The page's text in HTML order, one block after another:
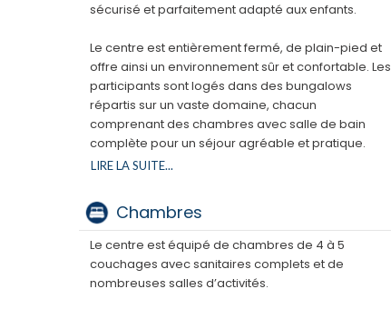
sécurisé et parfaitement adapté aux enfants.
Le centre est entièrement fermé, de plain-pied et
offre ainsi un environnement sûr et confortable. Les
participants sont logés dans des bungalows
répartis sur un vaste domaine, chacun
comprenant des chambres avec salle de bain
complète pour un séjour agréable et pratique.
d’organiser une multitude d’activités de plein air :
jeux, défis, tournois et animations en tous genres. Il
accueille également des prestataires extérieurs
qui viennent sur place proposer des activités
originales et surprenantes qui rythmeront le séjour.
LIRE LA SUITE...
Chambres
Le centre est équipé de chambres de 4 à 5
couchages avec sanitaires complets et de
nombreuses salles d’activités.